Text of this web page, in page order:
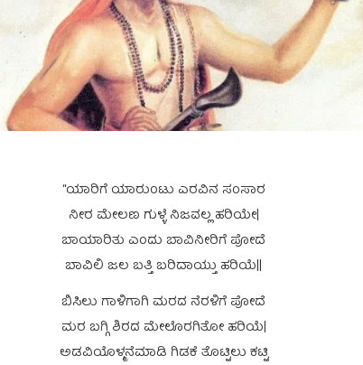
“ಯಾರಿಗೆ ಯಾರುಂಟು ಎರವಿನ ಸಂಸಾರ
ನೀರ ಮೇಲಣ ಗುಳ್ಳೆ ನಿಜವಲ್ಲ ಹರಿಯೇ|
ಬಾಯಾರಿತು ಎಂದು ಬಾವಿನೀರಿಗೆ ಪೋದೆ
ಬಾವಿಲಿ ಜಲ ಬತ್ತಿ ಬರಿದಾಯ್ತು ಹರಿಯೆ||
ಬಿಸಿಲು ಗಾಳಿಗಾಗಿ ಮರದ ನೆರಳಿಗೆ ಪೋದೆ
ಮರ ಬಗ್ಗಿ ಶಿರದ ಮೇಲೊರಗಿತೋ ಹರಿಯೆ|
ಅಡವಿಯೊಳ್ಮನೆಮಾಡಿ ಗಿಡಕೆ ತೊಟ್ಟಿಲು ಕಟ್ಟಿ